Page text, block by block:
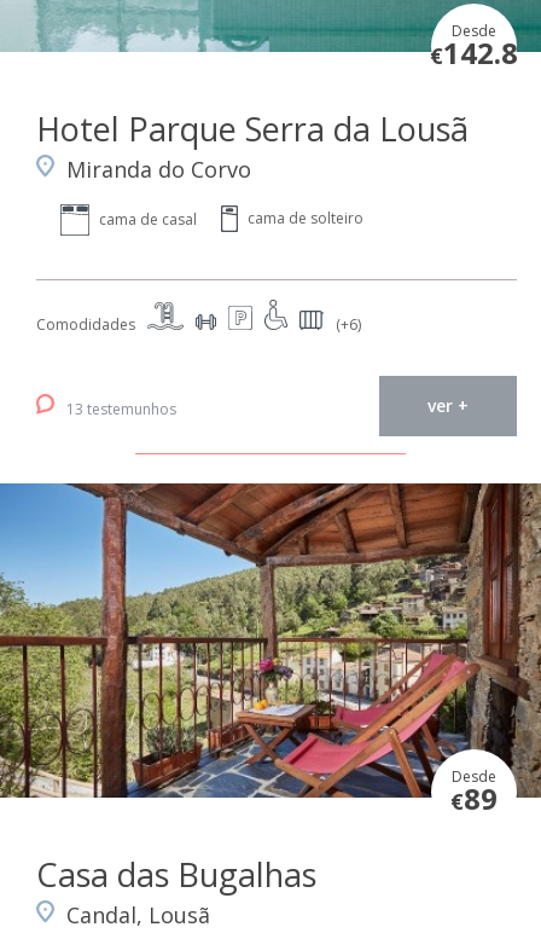
Desde
€142.8
Hotel Parque Serra da Lousã
Miranda do Corvo
cama de casal cama de solteiro
Comodidades (+6)
13 testemunhos ver +
Desde
€89
Casa das Bugalhas
Candal, Lousã